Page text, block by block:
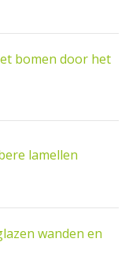
bomen door het
lamellen
wanden en